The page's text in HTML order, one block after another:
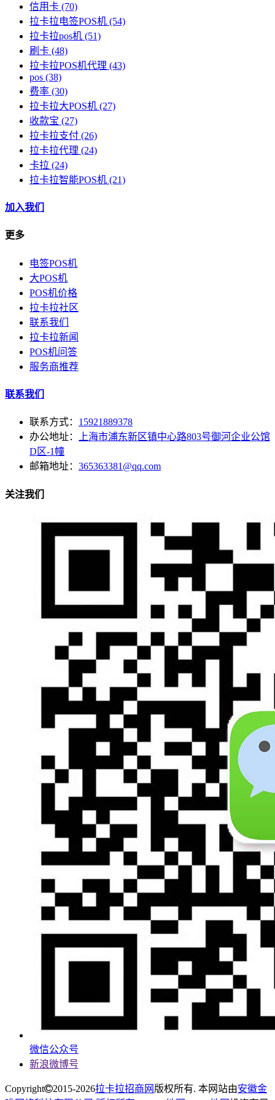
信用卡 (70)
拉卡拉电签POS机 (54)
拉卡拉pos机 (51)
刷卡 (48)
拉卡拉POS机代理 (43)
pos (38)
费率 (30)
拉卡拉大POS机 (27)
收款宝 (27)
拉卡拉支付 (26)
拉卡拉代理 (24)
卡拉 (24)
拉卡拉智能POS机 (21)
加入我们
更多
电签POS机
大POS机
POS机价格
拉卡拉社区
联系我们
拉卡拉新闻
POS机问答
服务商推荐
联系我们
联系方式： 15921889378
办公地址：
上海市浦东新区镇中心路803号御河企业公馆
D区-1幢
邮箱地址： 365363381@qq.com
关注我们
微信公众号
新浪微博号
Copyright 2015-2026拉卡拉招商网 版权所有. 本网站由安徽金